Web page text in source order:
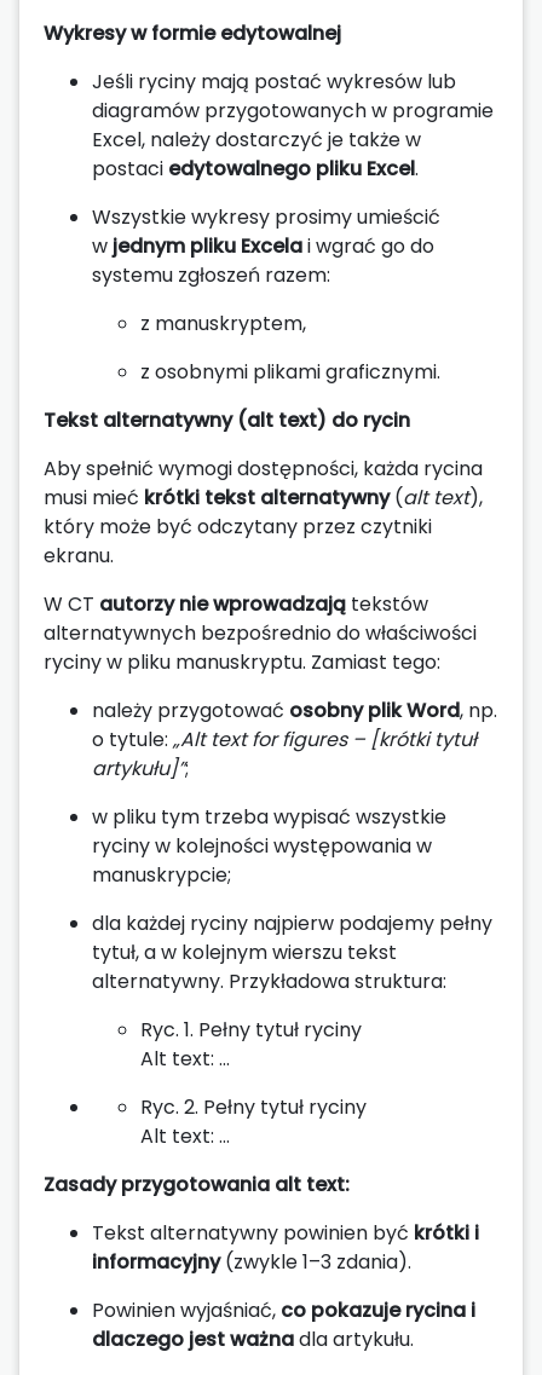
Wykresy w formie edytowalnej
Jeśli ryciny mają postać wykresów lub
diagramów przygotowanych w programie
Excel, należy dostarczyć je także w
postaci edytowalnego pliku Excel.
Wszystkie wykresy prosimy umieścić
w jednym pliku Excelai wgrać go do
systemu zgłoszeń razem:
z manuskryptem,
z osobnymi plikami graficznymi.
Tekst alternatywny (alt text) do rycin
Aby spełnić wymogi dostępności, każda rycina
musi mieć krótki tekst alternatywny(alt text),
który może być odczytany przez czytniki
ekranu.
W CT autorzy nie wprowadzają tekstów
alternatywnych bezpośrednio do właściwości
ryciny w pliku manuskryptu. Zamiast tego:
należy przygotować osobny plik Word, np.
o tytule: „Alt text for figures – [krótki tytuł
artykułu]”;
w pliku tym trzeba wypisać wszystkie
ryciny w kolejności występowania w
manuskrypcie;
dla każdej ryciny najpierw podajemy pełny
tytuł, a w kolejnym wierszu tekst
alternatywny. Przykładowa struktura:
Ryc. 1. Pełny tytuł ryciny
Alt text: …
Ryc. 2. Pełny tytuł ryciny
Alt text: …
Zasady przygotowania alt text:
Tekst alternatywny powinien być krótki i
informacyjny(zwykle 1–3 zdania).
Powinien wyjaśniać, co pokazuje rycina i
dlaczego jest ważnadla artykułu.